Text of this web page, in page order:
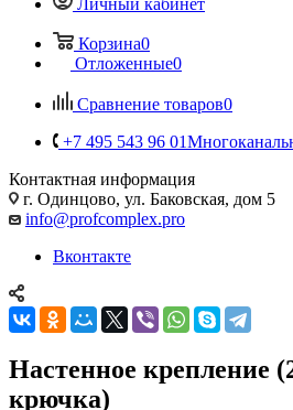
Личный кабинет
Корзина0
Отложенные0
Сравнение товаров0
+7 495 543 96 01
Контактная информация
г. Одинцово, ул. Баковская, дом 5
info@profcomplex.pro
Вконтакте
Настенное крепление
крючка)